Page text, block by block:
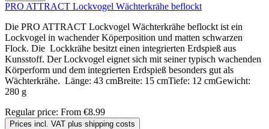
PRO ATTRACT Lockvogel Wächterkrähe beflockt
Die PRO ATTRACT Lockvogel Wächterkrähe beflockt ist ein
Lockvogel in wachender Köperposition und matten schwarzen
Flock. Die Lockkrähe besitzt einen integrierten Erdspieß aus
Kunsstoff. Der Lockvogel eignet sich mit seiner typisch wachenden
Körperform und dem integrierten Erdspieß besonders gut als
Wächterkrähe. Länge: 43 cmBreite: 15 cmTiefe: 12 cmGewicht:
280 g
Regular price: From €8.99
Prices incl. VAT plus shipping costs